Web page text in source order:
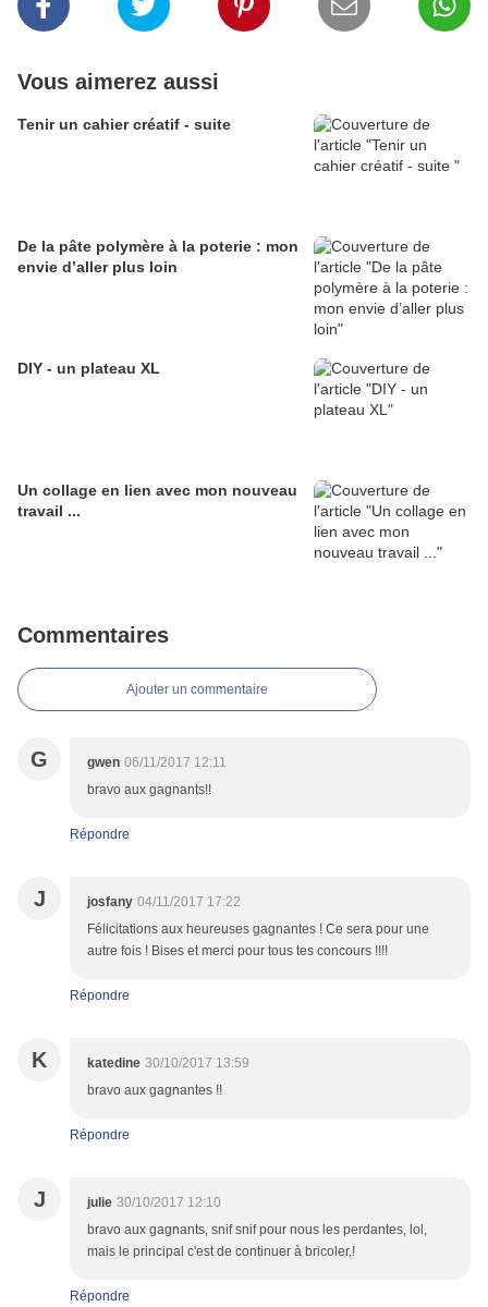
Vous aimerez aussi
Tenir un cahier créatif - suite
De la pâte polymère à la poterie : mon
envie d’aller plus loin
DIY - un plateau XL
Un collage en lien avec mon nouveau
travail ...
Commentaires
Ajouter un commentaire
G gwen 06/11/2017 12:11
bravo aux gagnants!!
Répondre
J josfany 04/11/2017 17:22
Félicitations aux heureuses gagnantes ! Ce sera pour une
autre fois ! Bises et merci pour tous tes concours !!!!
Répondre
K katedine 30/10/2017 13:59
bravo aux gagnantes !!
Répondre
J julie 30/10/2017 12:10
bravo aux gagnants, snif snif pour nous les perdantes, lol,
mais le principal c'est de continuer à bricoler,!
Répondre